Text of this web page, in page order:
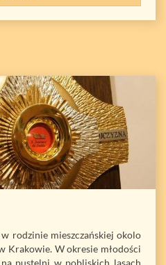
rodzinie mieszczańskiej okolo
Krakowie. W okresie młodości
pustelni w pobliskich lasach